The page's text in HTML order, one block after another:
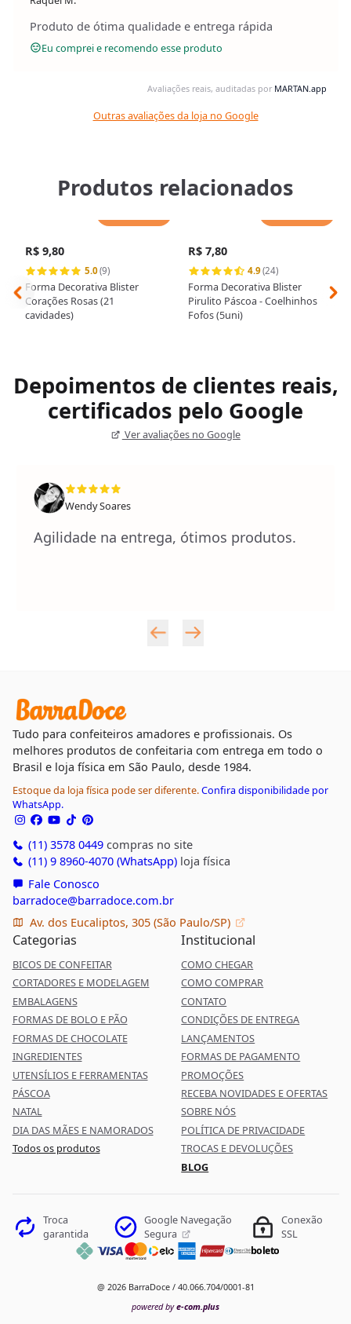
Produto de ótima qualidade e entrega rápida
Eu comprei e recomendo esse produto
Avaliações reais, auditadas por MARTAN.app
Outras avaliações da loja no Google
Produtos relacionados
R$ 9,80
5.0(9)
Forma Decorativa Blister
Corações Rosas (21
cavidades)
R$ 7,80
4.9(24)
Forma Decorativa Blister
Pirulito Páscoa - Coelhinhos
Fofos (5uni)
Depoimentos de clientes reais,
certificados pelo Google
Ver avaliações no Google
Wendy Soares
Agilidade na entrega, ótimos produtos.
Tudo para confeiteiros amadores e profissionais. Os
melhores produtos de confeitaria com entrega em todo o
Brasil e loja física em São Paulo, desde 1984.
Estoque da loja física pode ser diferente.Confira disponibilidade por
WhatsApp.
(11) 3578 0449compras no site
(11) 9 8960-4070 (WhatsApp)loja física
Fale Conosco
barradoce@barradoce.com.br
Av. dos Eucaliptos, 305 (São Paulo/SP)
Categorias
BICOS DE CONFEITAR
CORTADORES E MODELAGEM
EMBALAGENS
FORMAS DE BOLO E PÃO
FORMAS DE CHOCOLATE
INGREDIENTES
UTENSÍLIOS E FERRAMENTAS
PÁSCOA
NATAL
DIA DAS MÃES E NAMORADOS
Todos os produtos
Institucional
COMO CHEGAR
COMO COMPRAR
CONTATO
CONDIÇÕES DE ENTREGA
LANÇAMENTOS
FORMAS DE PAGAMENTO
PROMOÇÕES
RECEBA NOVIDADES E OFERTAS
SOBRE NÓS
POLÍTICA DE PRIVACIDADE
TROCAS E DEVOLUÇÕES
BLOG
Troca
garantida
Google Navegação
Segura
Conexão
SSL
boleto
@ 2026 BarraDoce / 40.066.704/0001-81
powered bye-com.plus